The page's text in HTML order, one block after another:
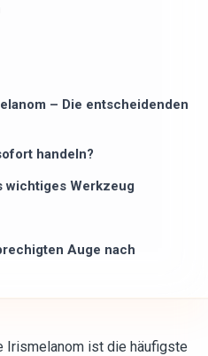
– Die entscheidenden
handeln?
wichtiges Werkzeug
Auge nach
Irismelanom ist die häufigste